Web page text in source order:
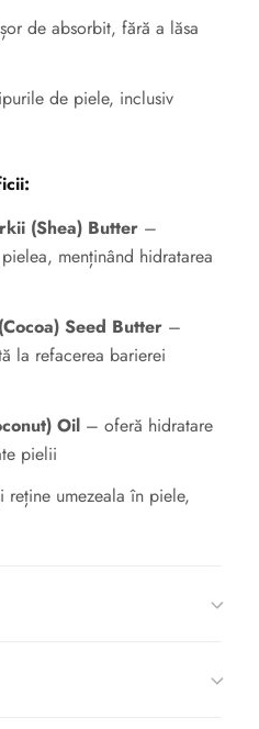
de absorbit, fără a lăsa
de piele, inclusiv
(Shea) Butter –
menținând hidratarea
Seed Butter –
la refacerea barierei
Oil – oferă hidratare
pielii
reține umezeala în piele,